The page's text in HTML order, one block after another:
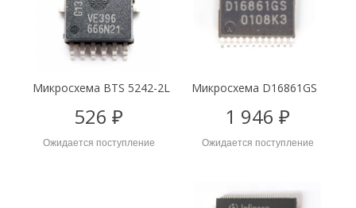
Микросхема BTS 5242-2L
526 ₽
Ожидается поступление
Микросхема D16861GS
1 946 ₽
Ожидается поступление